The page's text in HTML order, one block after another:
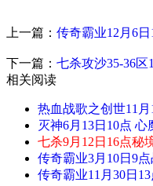
上一篇： 传奇霸业12月6
下一篇： 七杀攻沙35-36区
相关阅读
热血战歌之创世11
灭神6月13日10点 心
七杀9月12日16点秘
传奇霸业3月10日9
传奇霸业11月30日